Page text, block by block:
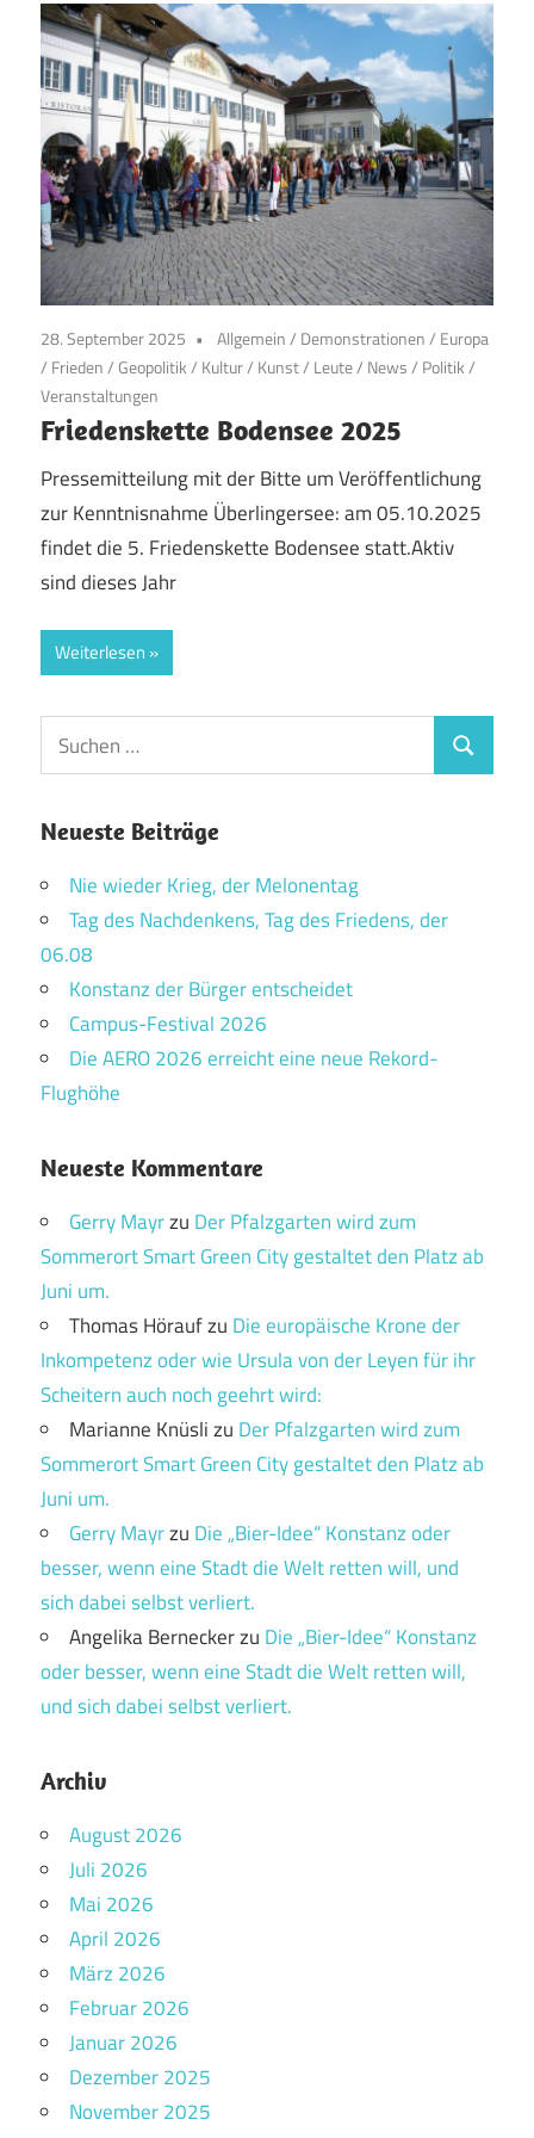
28. September 2025 Allgemein/ Demonstrationen/ Europa
/ Frieden/Geopolitik/ Kultur/ Kunst/ Leute/ News/ Politik/
Veranstaltungen
Friedenskette Bodensee 2025
Pressemitteilung mit der Bitte um Veröffentlichung
zur Kenntnisnahme Überlingersee: am 05.10.2025
findet die 5. Friedenskette Bodensee statt.Aktiv
sind dieses Jahr
Weiterlesen
Suchen
nach:
Suchen
Neueste Beiträge
Nie wieder Krieg, der Melonentag
Tag des Nachdenkens, Tag des Friedens, der
06.08
Konstanz der Bürger entscheidet
Campus-Festival 2026
Die AERO 2026 erreicht eine neue Rekord-
Flughöhe
Neueste Kommentare
Gerry Mayrzu Der Pfalzgarten wird zum
Sommerort Smart Green City gestaltet den Platz ab
Juni um.
Thomas Höraufzu Die europäische Krone der
Inkompetenz oder wie Ursula von der Leyen für ihr
Scheitern auch noch geehrt wird:
Marianne Knüslizu Der Pfalzgarten wird zum
Sommerort Smart Green City gestaltet den Platz ab
Juni um.
Gerry Mayrzu Die „Bier-Idee“ Konstanz oder
besser, wenn eine Stadt die Welt retten will, und
sich dabei selbst verliert.
Angelika Berneckerzu Die „Bier-Idee“ Konstanz
oder besser, wenn eine Stadt die Welt retten will,
und sich dabei selbst verliert.
Archiv
August 2026
Juli 2026
Mai 2026
April 2026
März 2026
Februar 2026
Januar 2026
Dezember 2025
November 2025